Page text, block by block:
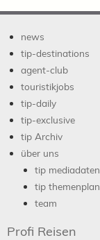
news
tip-destinations
agent-club
touristikjobs
tip-daily
tip-exclusive
tip Archiv
über uns
tip mediadaten
tip themenplan
team
Profi Reisen